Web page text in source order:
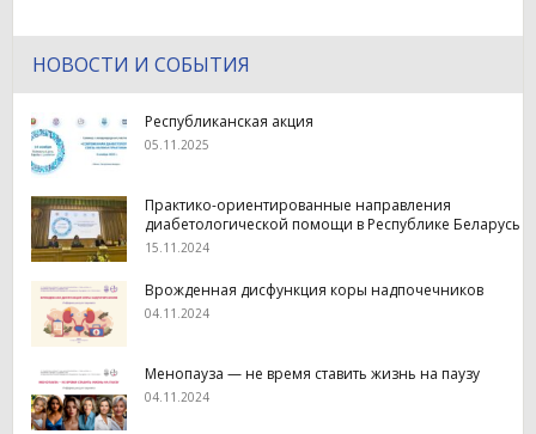
НОВОСТИ И СОБЫТИЯ
Республиканская акция
05.11.2025
Практико-ориентированные направления
диабетологической помощи в Республике Беларусь
15.11.2024
Врожденная дисфункция коры надпочечников
04.11.2024
Менопауза — не время ставить жизнь на паузу
04.11.2024